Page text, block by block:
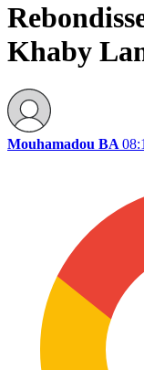
Khaby
Mouhamadou BA